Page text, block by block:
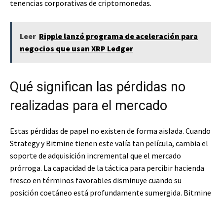
tenencias corporativas de criptomonedas.
Leer Ripple lanzó programa de aceleración para
negocios que usan XRP Ledger
Qué significan las pérdidas no
realizadas para el mercado
Estas pérdidas de papel no existen de forma aislada. Cuando
Strategy y Bitmine tienen este valía tan película, cambia el
soporte de adquisición incremental que el mercado
prórroga. La capacidad de la táctica para percibir hacienda
fresco en términos favorables disminuye cuando su
posición coetáneo está profundamente sumergida. Bitmine